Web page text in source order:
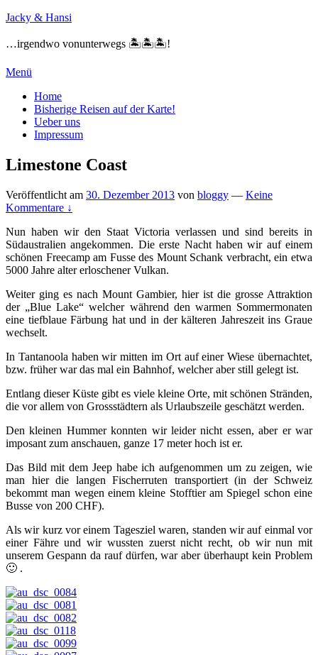
Zum
springen
Jacky & Hansi
…irgendwo vonunterwegs 🏝🏝🏝!
Menü
Primäres
Menü
Home
Bisherige Reisen auf der Karte!
Ueber uns
Impressum
Limestone Coast
Veröffentlicht am 30. Dezember 2013 von bloggy — Keine
Kommentare ↓
Nun haben wir den Staat Victoria verlassen und sind bereits in
Südaustralien angekommen. Die erste Nacht haben wir auf einem
schönen Freecamp am Fusse des Mount Schank verbracht, ein etwa
5000 Jahre alter erloschener Vulkan.
Weiter ging es nach Mount Gambier, hier ist die grosse Attraktion
der „Blue Lake“ welcher während den warmen Sommermonaten
eine tiefblaue Färbung hat und in der kälteren Jahreszeit ins Graue
wechselt.
In Tantanoola haben wir mitten im Ort auf einer Wiese übernachtet,
bzw. früher war das mal ein Bahnhof, welcher aber still gelegt ist.
Entlang dieser Küste gibt es viele kleine Orte, mit schönen Stränden,
die vor allem von Grossstädtern als Urlaubszeile geschätzt werden.
Den kleinen Hummer konnten wir leider nicht essen, aber er war
imposant zum anschauen, ganze 17 meter hoch ist er.
Das Bild mit dem Jeep habe ich aufgenommen um zu zeigen, wie
man hier die langen Fischerruten transportiert (in der Schweiz
bekommt man wegen einem kleine Stofftier am Spiegel schon eine
Busse von 200 CHF).
Als wir kurz vor einem Tagesziel waren, standen wir auf einmal vor
einer Fähre und wir wussten zuerst nicht recht, ob wir nun mit
unserem Gespann da rauf dürfen, war aber überhaupt kein Problem
🙂 .